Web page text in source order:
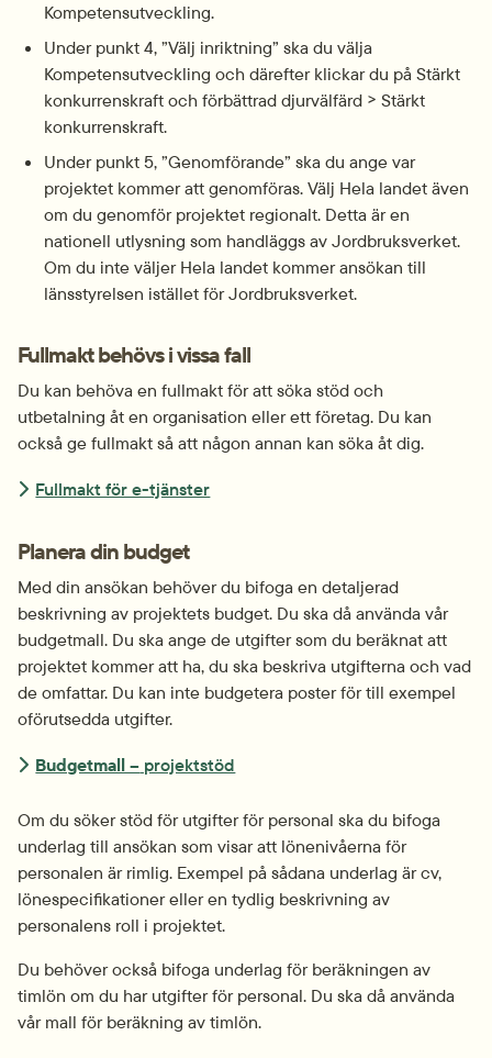
Kompetensutveckling.
Under punkt 4, ”Välj inriktning” ska du välja
Kompetensutveckling och därefter klickar du på Stärkt
konkurrenskraft och förbättrad djurvälfärd > Stärkt
konkurrenskraft.
Under punkt 5, ”Genomförande” ska du ange var
projektet kommer att genomföras. Välj Hela landet även
om du genomför projektet regionalt. Detta är en
nationell utlysning som handläggs av Jordbruksverket.
Om du inte väljer Hela landet kommer ansökan till
länsstyrelsen istället för Jordbruksverket.
Fullmakt behövs i vissa fall
Du kan behöva en fullmakt för att söka stöd och
utbetalning åt en organisation eller ett företag. Du kan
också ge fullmakt så att någon annan kan söka åt dig.
Fullmakt för e-tjänster
Planera din budget
Med din ansökan behöver du bifoga en detaljerad
beskrivning av projektets budget. Du ska då använda vår
budgetmall. Du ska ange de utgifter som du beräknat att
projektet kommer att ha, du ska beskriva utgifterna och vad
de omfattar. Du kan inte budgetera poster för till exempel
oförutsedda utgifter.
Budgetmall – projektstöd
Om du söker stöd för utgifter för personal ska du bifoga
underlag till ansökan som visar att lönenivåerna för
personalen är rimlig. Exempel på sådana underlag är cv,
löne­specifikationer eller en tydlig beskrivning av
personalens roll i projektet.
Du behöver också bifoga underlag för beräkningen av
timlön om du har utgifter för personal. Du ska då använda
vår mall för beräkning av timlön.